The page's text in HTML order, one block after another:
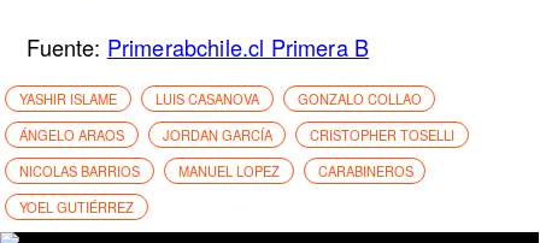
Fuente: Primerabchile.cl Primera B
YASHIR ISLAME LUIS CASANOVA
GONZALO COLLAO
ÁNGELO ARAOS
JORDAN GARCÍA
CRISTOPHER TOSELLI
NICOLAS BARRIOS
MANUEL LOPEZ
CARABINEROS
YOEL GUTIÉRREZ